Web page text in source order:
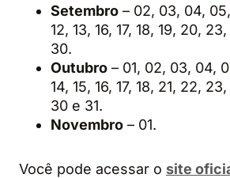
Setembro – 02, 03, 04,
12, 13, 16, 17, 18, 19, 20,
30.
Outubro – 01, 02, 03, 04,
14, 15, 16, 17, 18, 21, 22,
30 e 31.
Novembro – 01.
Você pode acessar o site